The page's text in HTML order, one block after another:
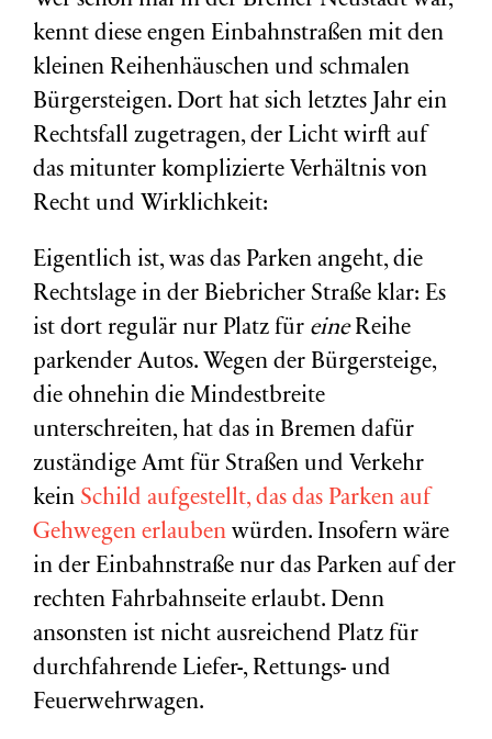
kennt diese engen Einbahnstraßen mit den
kleinen Reihenhäuschen und schmalen
Bürgersteigen. Dort hat sich letztes Jahr ein
Rechtsfall zugetragen, der Licht wirft auf
das mitunter komplizierte Verhältnis von
Recht und Wirklichkeit:
Eigentlich ist, was das Parken angeht, die
Rechtslage in der Biebricher Straße klar: Es
ist dort regulär nur Platz für eineReihe
parkender Autos. Wegen der Bürgersteige,
die ohnehin die Mindestbreite
unterschreiten, hat das in Bremen dafür
zuständige Amt für Straßen und Verkehr
kein Schild aufgestellt, das das Parken auf
Gehwegen erlauben würden. Insofern wäre
in der Einbahnstraße nur das Parken auf der
rechten Fahrbahnseite erlaubt. Denn
ansonsten ist nicht ausreichend Platz für
durchfahrende Liefer-, Rettungs- und
Feuerwehrwagen.